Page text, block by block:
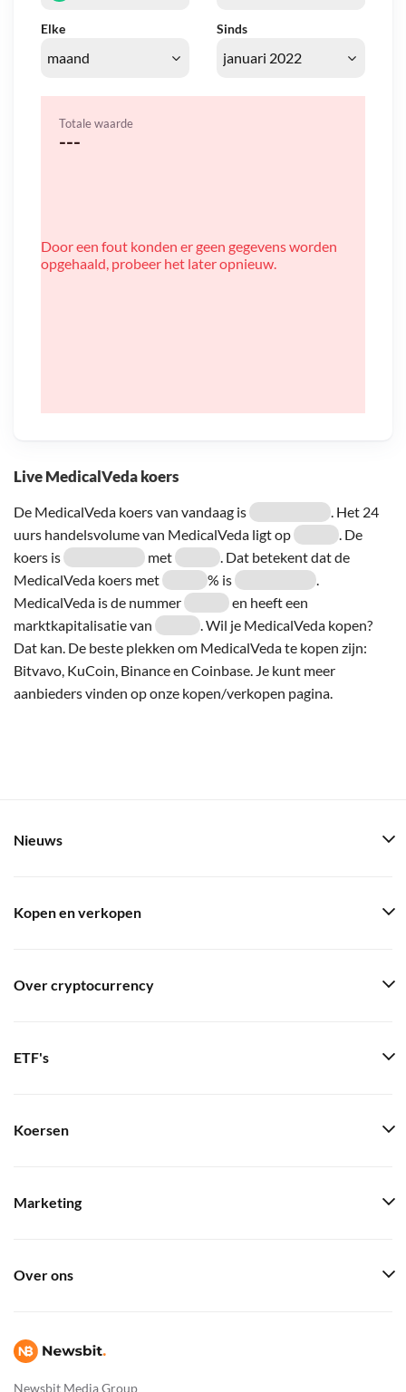
Live MedicalVeda koers
De MedicalVeda koers van vandaag is
. Het 24
uurs handelsvolume van MedicalVeda ligt op
. De
koers is
met
. Dat betekent dat de
MedicalVeda koers met
% is
.
MedicalVeda is de nummer
en heeft een
marktkapitalisatie van
. Wil je MedicalVeda kopen?
Dat kan. De beste plekken om MedicalVeda te kopen zijn:
Bitvavo, KuCoin, Binance en Coinbase. Je kunt meer
aanbieders vinden op onze kopen/verkopen pagina.
Elke Sinds
Totale waarde
---
Door een fout konden er geen gegevens worden
opgehaald, probeer het later opnieuw.
Newsbit Media Group
Nieuws
Kopen en verkopen
Over cryptocurrency
ETF's
Koersen
Marketing
Over ons